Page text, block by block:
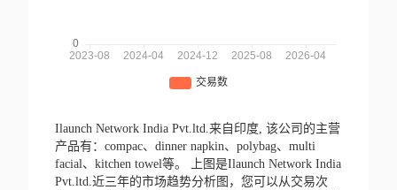
Ilaunch Network India Pvt.ltd.来自印度, 该公司的主营
产品有：compac、dinner napkin、polybag、multi
facial、kitchen towel等。
上图是Ilaunch Network India
Pvt.ltd.近三年的市场趋势分析图，您可以从交易次